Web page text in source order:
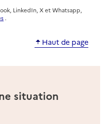
Voir la fiche
(aide)
services
LinkedIn, X et Whatsapp,
.
Haut de page
situation